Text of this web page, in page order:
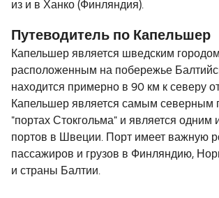
из и в Ханко (Финляндия).
Путеводитель по Капельшер
Капельшер является шведским
расположенным на побережье
находится примерно в 90 км к северу
Капельшер является самым северным
"портах Стокгольма" и является одним
портов в Швеции. Порт имеет важную
пассажиров и грузов в Финляндию,
и страны Балтии.